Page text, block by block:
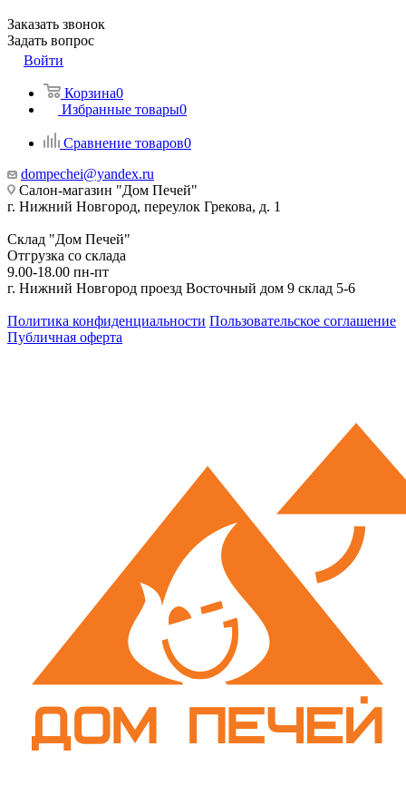
Заказать звонок
Задать вопрос
Войти
Корзина0
Избранные товары0
Сравнение товаров0
dompechei@yandex.ru
Салон-магазин "Дом Печей"
г. Нижний Новгород, переулок Грекова, д. 1
Склад "Дом Печей"
Отгрузка со склада
9.00-18.00 пн-пт
г. Нижний Новгород проезд Восточный дом 9 склад 5-6
Политика конфиденциальности Пользовательское соглашение
Публичная оферта